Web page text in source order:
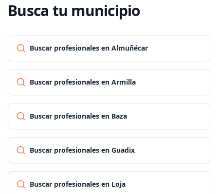
Busca tu municipio
Buscar profesionales en Almuñécar
Buscar profesionales en Armilla
Buscar profesionales en Baza
Buscar profesionales en Guadix
Buscar profesionales en Loja